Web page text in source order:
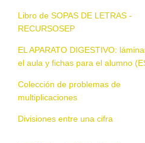
Libro de SOPAS DE LETRAS -
RECURSOSEP
EL APARATO DIGESTIVO:
el aula y fichas para el alumno
Colección de problemas de
multiplicaciones
Divisiones entre una cifra